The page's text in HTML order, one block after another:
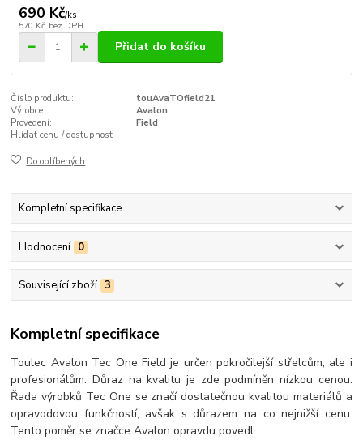
690 Kč/ks
570 Kč bez DPH
Přidat do košíku
Číslo produktu:
touAvaTOfield21
Výrobce:
Avalon
Provedení:
Field
Hlídat cenu / dostupnost
Do oblíbených
Kompletní specifikace
Hodnocení 0
Související zboží 3
Kompletní specifikace
Toulec Avalon Tec One Field je určen pokročilejší střelcům, ale i
profesionálům. Důraz na kvalitu je zde podmíněn nízkou cenou.
Řada výrobků Tec One se značí dostatečnou kvalitou materiálů a
opravodovou funkčností, avšak s důrazem na co nejnižší cenu.
Tento poměr se značce Avalon opravdu povedl.